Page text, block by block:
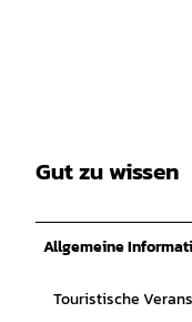
Gut zu wissen
Allgemeine
Touristische